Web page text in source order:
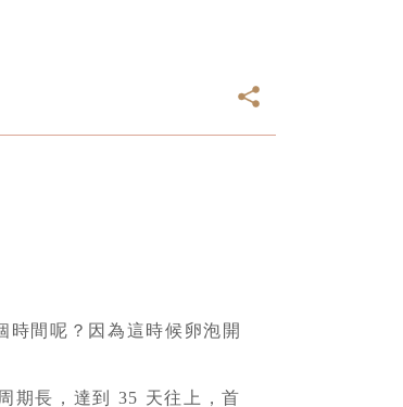
間呢？因為這時候卵泡開
期長，達到 35 天往上，首